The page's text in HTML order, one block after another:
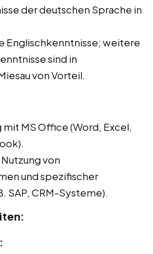
der deutschen Sprache in
Englischkenntnisse; weitere
sind in
von Vorteil.
MS Office (Word, Excel,
von
und spezifischer
SAP, CRM-Systeme).